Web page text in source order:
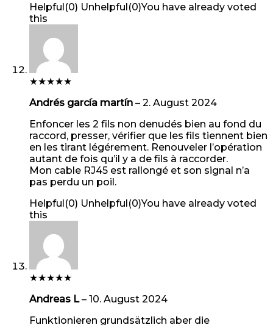
Helpful(0) Unhelpful(0)You have already voted
this
★★★★★
Andrés garcía martín – 2. August 2024
Enfoncer les 2 fils non denudés bien au fond du
raccord, presser, vérifier que les fils tiennent bien
en les tirant légérement. Renouveler l’opération
autant de fois qu’il y a de fils à raccorder.
Mon cable RJ45 est rallongé et son signal n’a
pas perdu un poil.
Helpful(0) Unhelpful(0)You have already voted
this
★★★★★
Andreas L– 10. August 2024
Funktionieren grundsätzlich aber die